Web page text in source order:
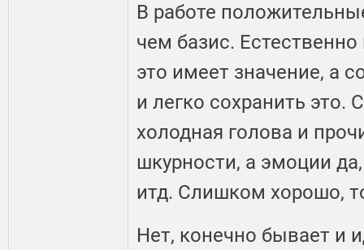
В работе
чем базис. Естественно
это имеет значение, а
и легко сохранить это.
холодная голова и
шкурности, а эмоции
итд. Слишком хорошо,
Нет, конечно бывает и